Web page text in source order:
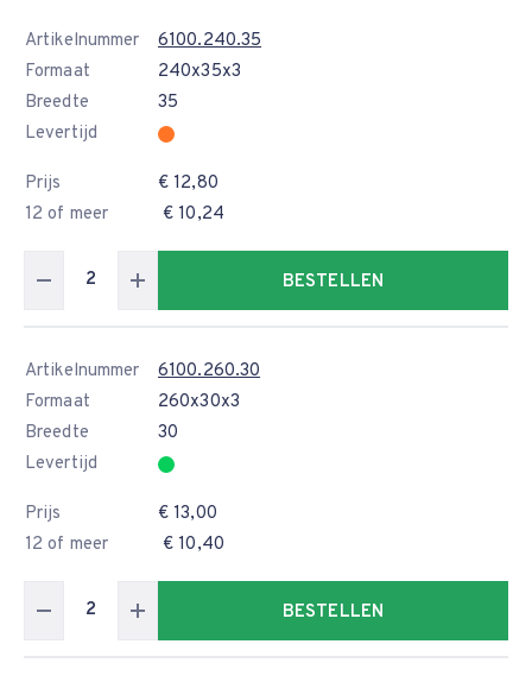
Artikelnummer
6100.240.35
Formaat
240x35x3
Breedte
35
Levertijd
Prijs
€ 12,80
12 of meer
€ 10,24
BESTELLEN
Artikelnummer
6100.260.30
Formaat
260x30x3
Breedte
30
Levertijd
Prijs
€ 13,00
12 of meer
€ 10,40
BESTELLEN